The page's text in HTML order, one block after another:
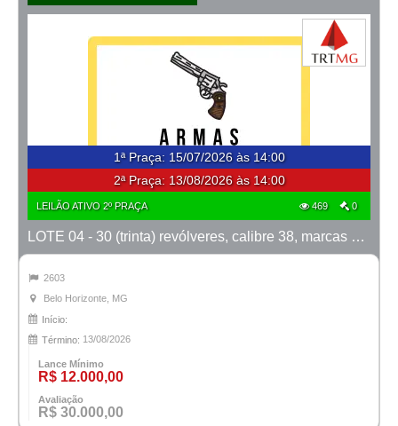
1ª Praça: 15/07/2026 às 14:00
2ª Praça: 13/08/2026 às 14:00
LEILÃO ATIVO 2º PRAÇA 469 0
LOTE 04 - 30 (trinta) revólveres, calibre 38, marcas Taurus e Rossi
2603
Belo Horizonte, MG
Início:
Término: 13/08/2026
Lance Mínimo
R$ 12.000,00
Avaliação
R$ 30.000,00